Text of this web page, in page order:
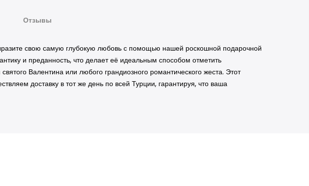
Отзывы
свою самую глубокую любовь с помощью нашей роскошной подарочной
и преданность, что делает её идеальным способом отметить
Валентина или любого грандиозного романтического жеста. Этот
доставку в тот же день по всей Турции, гарантируя, что ваша